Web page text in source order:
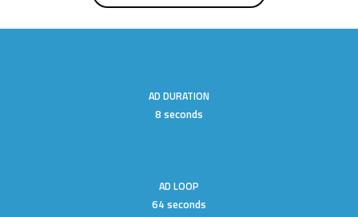
AD DURATION
8 seconds
AD LOOP
64 seconds